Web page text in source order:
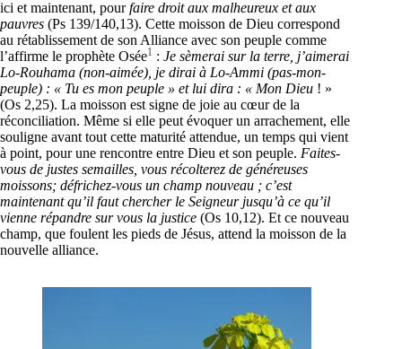
ici et maintenant, pourfaire droit aux malheureux et aux
pauvres (Ps 139/140,13). Cette moisson de Dieu correspond
au rétablissement de son Alliance avec son peuple comme
l’affirme le prophète Osée1 : Je sèmerai sur la terre, j’aimerai
Lo-Rouhama (non-aimée), je dirai à Lo-Ammi (pas-mon-
peuple) : « Tu es mon peuple » et lui dira : « Mon Dieu ! »
(Os 2,25). La moisson est signe de joie au cœur de la
réconciliation. Même si elle peut évoquer un arrachement, elle
souligne avant tout cette maturité attendue, un temps qui vient
à point, pour une rencontre entre Dieu et son peuple. Faites-
vous de justes semailles, vous récolterez de généreuses
moissons; défrichez-vous un champ nouveau ; c’est
maintenant qu’il faut chercher le Seigneur jusqu’à ce qu’il
vienne répandre sur vous la justice (Os 10,12). Et ce nouveau
champ, que foulent les pieds de Jésus, attend la moisson de la
nouvelle alliance.